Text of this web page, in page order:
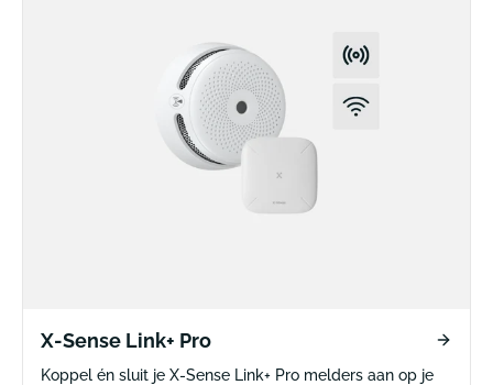
X-Sense Link+ Pro
Koppel én sluit je X-Sense Link+ Pro melders aan op je